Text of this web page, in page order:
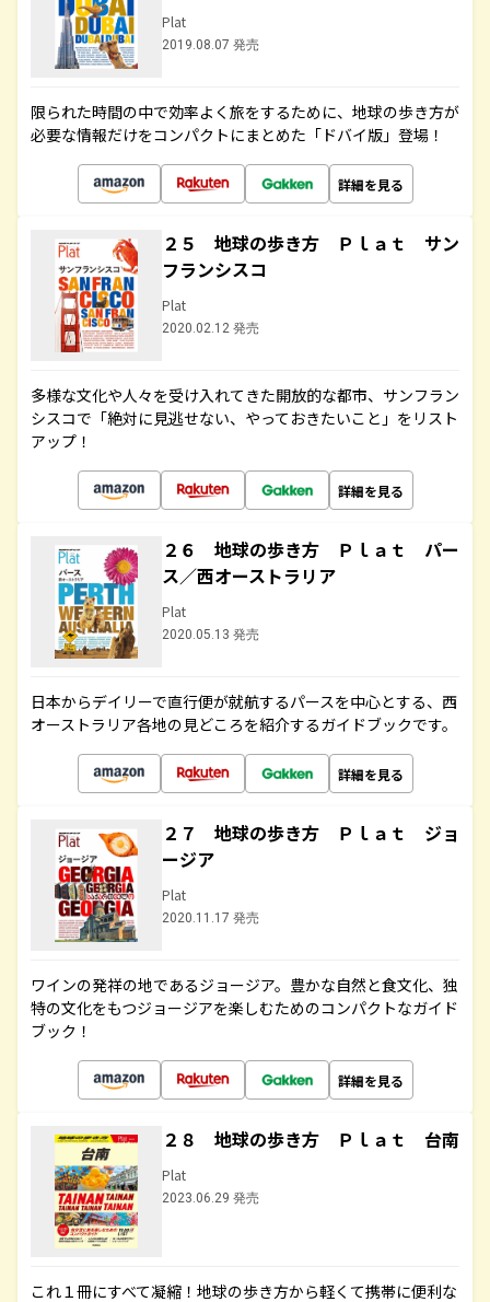
Plat
2019.08.07 発売
限られた時間の中で効率よく旅をするために、地球の歩き方が
必要な情報だけをコンパクトにまとめた「ドバイ版」登場！
詳細を見る
２５ 地球の歩き方 Ｐｌａｔ サン
フランシスコ
Plat
2020.02.12 発売
多様な文化や人々を受け入れてきた開放的な都市、サンフラン
シスコで「絶対に見逃せない、やっておきたいこと」をリスト
アップ！
詳細を見る
２６ 地球の歩き方 Ｐｌａｔ パー
ス／西オーストラリア
Plat
2020.05.13 発売
日本からデイリーで直行便が就航するパースを中心とする、西
オーストラリア各地の見どころを紹介するガイドブックです。
詳細を見る
２７ 地球の歩き方 Ｐｌａｔ ジョ
ージア
Plat
2020.11.17 発売
ワインの発祥の地であるジョージア。豊かな自然と食文化、独
特の文化をもつジョージアを楽しむためのコンパクトなガイド
ブック！
詳細を見る
２８ 地球の歩き方 Ｐｌａｔ 台南
Plat
2023.06.29 発売
これ１冊にすべて凝縮！地球の歩き方から軽くて携帯に便利な